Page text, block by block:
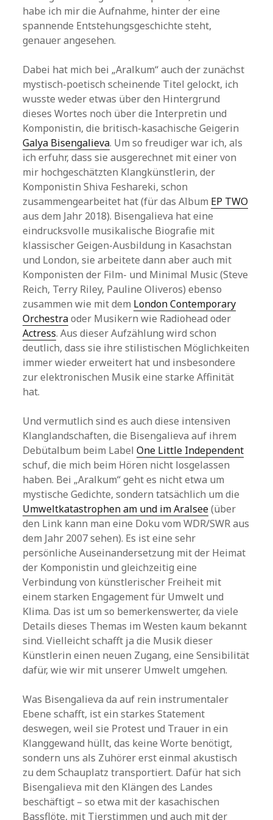
habe ich mir die Aufnahme, hinter der eine
spannende Entstehungsgeschichte steht,
genauer angesehen.
Dabei hat mich bei „Aralkum“ auch der zunächst
mystisch-poetisch scheinende Titel gelockt, ich
wusste weder etwas über den Hintergrund
dieses Wortes noch über die Interpretin und
Komponistin, die britisch-kasachische Geigerin
Galya Bisengalieva. Um so freudiger war ich, als
ich erfuhr, dass sie ausgerechnet mit einer von
mir hochgeschätzten Klangkünstlerin, der
Komponistin Shiva Feshareki, schon
zusammengearbeitet hat (für das Album EP TWO
aus dem Jahr 2018). Bisengalieva hat eine
eindrucksvolle musikalische Biografie mit
klassischer Geigen-Ausbildung in Kasachstan
und London, sie arbeitete dann aber auch mit
Komponisten der Film- und Minimal Music (Steve
Reich, Terry Riley, Pauline Oliveros) ebenso
zusammen wie mit dem London Contemporary
Orchestraoder Musikern wie Radiohead oder
Actress. Aus dieser Aufzählung wird schon
deutlich, dass sie ihre stilistischen Möglichkeiten
immer wieder erweitert hat und insbesondere
zur elektronischen Musik eine starke Affinität
hat.
Und vermutlich sind es auch diese intensiven
Klanglandschaften, die Bisengalieva auf ihrem
Debütalbum beim LabelOne Little Independent
schuf, die mich beim Hören nicht losgelassen
haben. Bei „Aralkum“ geht es nicht etwa um
mystische Gedichte, sondern tatsächlich um die
Umweltkatastrophen am und im Aralsee(über
den Link kann man eine Doku vom WDR/SWR aus
dem Jahr 2007 sehen). Es ist eine sehr
persönliche Auseinandersetzung mit der Heimat
der Komponistin und gleichzeitig eine
Verbindung von künstlerischer Freiheit mit
einem starken Engagement für Umwelt und
Klima. Das ist um so bemerkenswerter, da viele
Details dieses Themas im Westen kaum bekannt
sind. Vielleicht schafft ja die Musik dieser
Künstlerin einen neuen Zugang, eine Sensibilität
dafür, wie wir mit unserer Umwelt umgehen.
Was Bisengalieva da auf rein instrumentaler
Ebene schafft, ist ein starkes Statement
deswegen, weil sie Protest und Trauer in ein
Klanggewand hüllt, das keine Worte benötigt,
sondern uns als Zuhörer erst einmal akustisch
zu dem Schauplatz transportiert. Dafür hat sich
Bisengalieva mit den Klängen des Landes
beschäftigt – so etwa mit der kasachischen
Bassflöte, mit Tierstimmen und auch mit der